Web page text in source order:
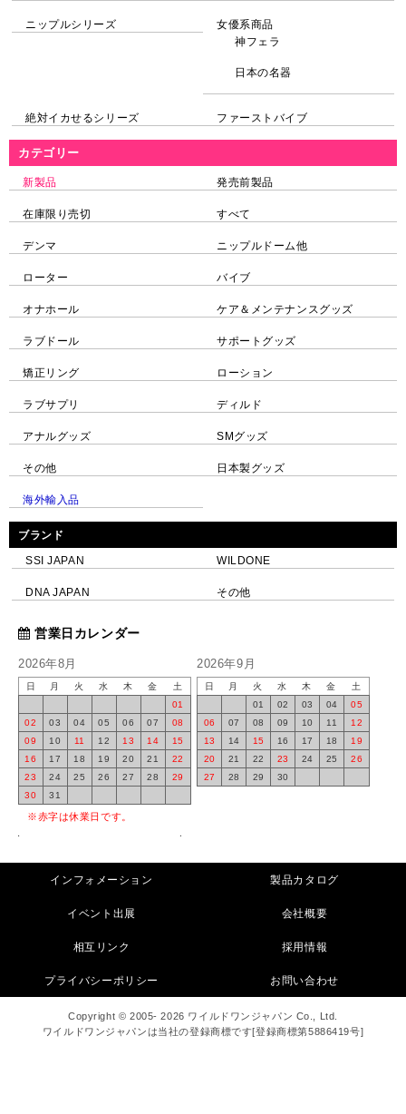
ニップルシリーズ
女優系商品
神フェラ
日本の名器
絶対イカせるシリーズ ファーストバイブ
カテゴリー
新製品 発売前製品
在庫限り売切 すべて
デンマ ニップルドーム他
ローター バイブ
オナホール ケア＆メンテナンスグッズ
ラブドール サポートグッズ
矯正リング ローション
ラブサプリ ディルド
アナルグッズ SMグッズ
その他 日本製グッズ
海外輸入品
ブランド
SSI JAPAN WILDONE
DNA JAPAN その他
営業日カレンダー
2026年8月
日 月 火 水 木 金
土
01
02
03 04 05 06 07
08
09
10 11 12 13 14
15
16
17 18 19 20 21
22
23
24 25 26 27 28
29
30
31
2026年9月
日 月 火 水 木 金
土
01
02 03 04
05
06
07 08 09 10 11
12
13
14 15 16 17 18
19
20
21 22 23 24 25
26
27
28 29 30
※赤字は休業日です。
インフォメーション 製品カタログ
イベント出展 会社概要
相互リンク 採用情報
プライバシーポリシー お問い合わせ
Copyright © 2005- 2026 ワイルドワンジャパン Co., Ltd.
ワイルドワンジャパンは当社の登録商標です[登録商標第5886419号]